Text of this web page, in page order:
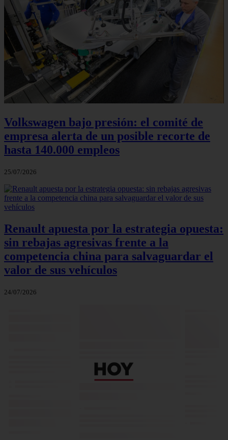
Volkswagen bajo presión: el comité de
empresa alerta de un posible recorte de
hasta 140.000 empleos
25/07/2026
Renault apuesta por la estrategia opuesta:
sin rebajas agresivas frente a la
competencia china para salvaguardar el
valor de sus vehículos
24/07/2026